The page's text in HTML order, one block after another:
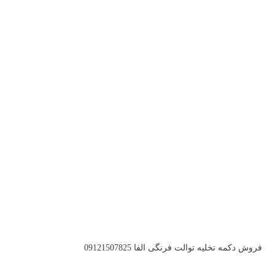
فروش دکمه تخلیه توالت فرنگی الفا 09121507825